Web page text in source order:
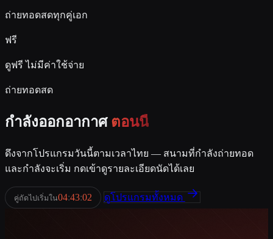
ถ่ายทอดสดทุกคู่เอก
ฟรี
ดูฟรี ไม่มีค่าใช้จ่าย
ถ่ายทอดสด
กำลังออกอากาศตอนนี้
ดึงจากโปรแกรมวันนี้ตามเวลาไทย — สนามที่กำลังถ่ายทอด
และกำลังจะเริ่ม กดเข้าดูรายละเอียดนัดได้เลย
คู่ถัดไปเริ่มใน04:43:01 ดูโปรแกรมทั้งหมด